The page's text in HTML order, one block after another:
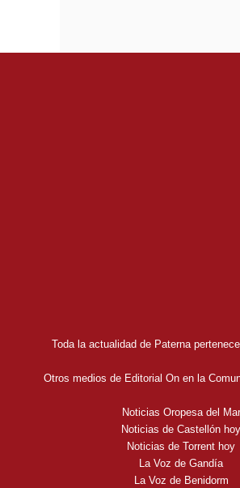
Toda la actualidad de Paterna
Otros medios de Editorial On en la
Noticias Oropesa del Mar
Noticias de Castellón hoy
Noticias de Torrent hoy
La Voz de Gandía
La Voz de Benidorm